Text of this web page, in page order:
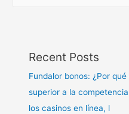
Recent Posts
Fundalor bonos: ¿Por
superior a la
los casinos en línea, l